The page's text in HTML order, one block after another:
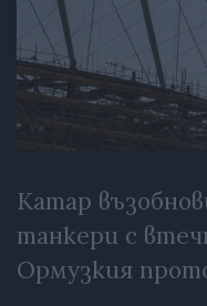
Катар
танкери с
Ормузкия